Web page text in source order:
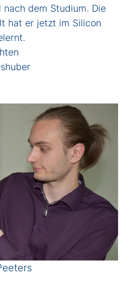
dem Studium. Die
hat er jetzt im Silicon